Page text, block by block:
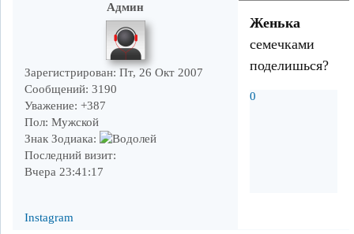
Админ
Зарегистрирован: Пт, 26 Окт 2007
Сообщений: 3190
Уважение: +387
Пол: Мужской
Знак Зодиака:
Последний визит:
Вчера 23:41:17
Женька
семечками
поделишься?
0
Instagram